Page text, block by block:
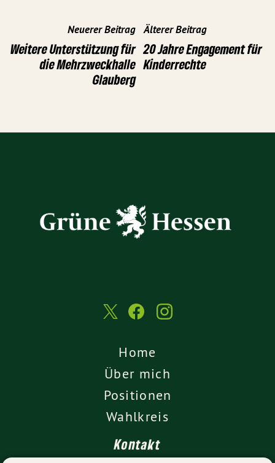
Neuerer Beitrag
Weitere Unterstützung für
die Mehrzweckhalle
Glauberg
Älterer Beitrag
20 Jahre Engagement für
Kinderrechte
Home
Über mich
Positionen
Wahlkreis
Kontakt